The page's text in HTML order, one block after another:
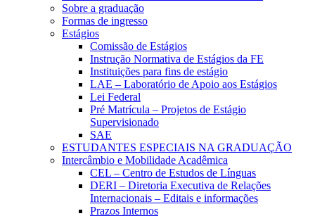
Sobre a graduação
Formas de ingresso
Estágios
Comissão de Estágios
Instrução Normativa de Estágios da FE
Instituições para fins de estágio
LAE – Laboratório de Apoio aos Estágios
Lei Federal
Pré Matrícula – Projetos de Estágio
Supervisionado
SAE
ESTUDANTES ESPECIAIS NA GRADUAÇÃO
Intercâmbio e Mobilidade Acadêmica
CEL – Centro de Estudos de Línguas
DERI – Diretoria Executiva de Relações
Internacionais – Editais e informações
Prazos Internos